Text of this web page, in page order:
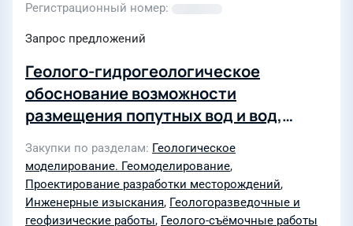
Регистрационный номер
Запрос предложений
Геолого-гидрогеологическое
обоснование возможности
размещения попутных вод и вод,
производственных и технологических
нужд в пределах Кировского участка
недр. Технический проект
Закупки по разделам Геологическое
моделирование. Геомоделирование,
Проектирование разработки месторождений,
Инженерные изыскания, Геологоразведочные и
геофизические работы, Геолого-съёмочные работы